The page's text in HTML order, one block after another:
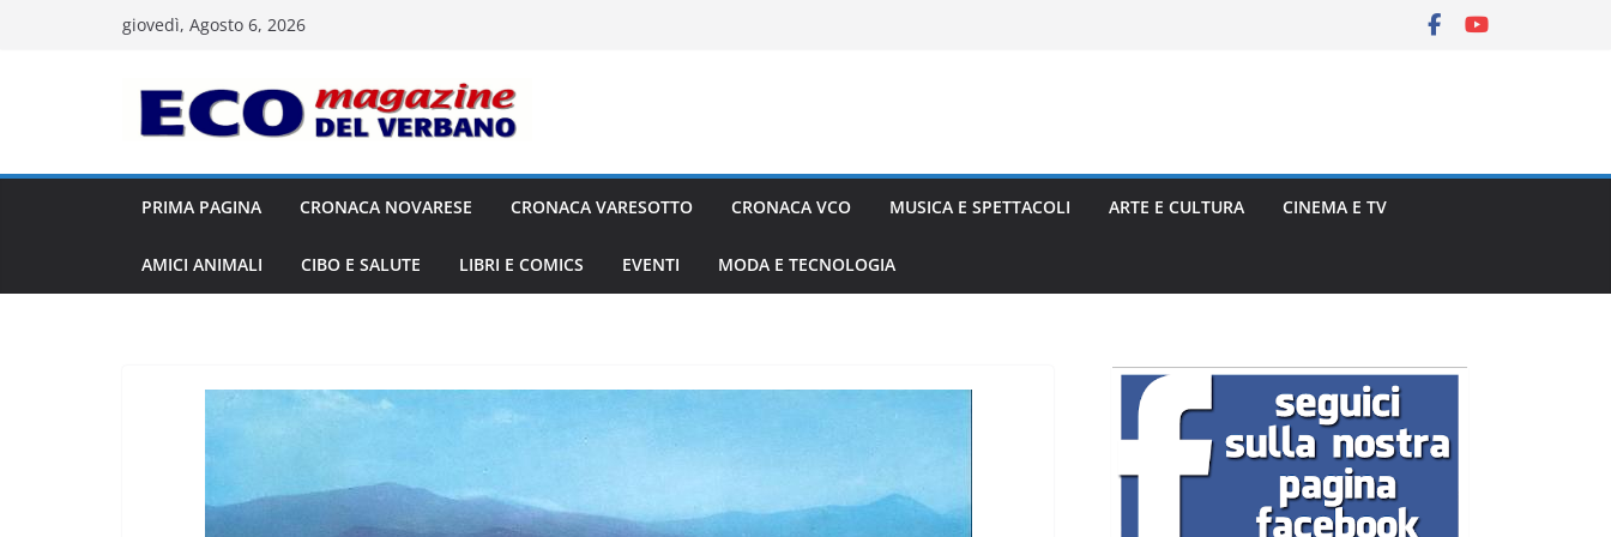
giovedì, Agosto 6, 2026
PRIMA PAGINA CRONACA NOVARESE CRONACA VARESOTTO CRONACA VCO MUSICA E SPETTACOLI ARTE E CULTURA CINEMA E TV
AMICI ANIMALI CIBO E SALUTE LIBRI E COMICS EVENTI MODA E TECNOLOGIA